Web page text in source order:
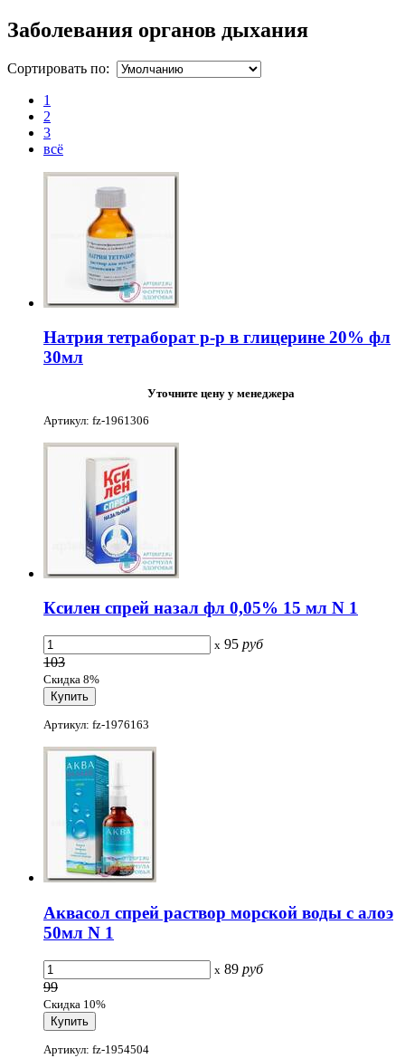
Заболевания органов дыхания
Сортировать по:
1
2
3
всё
Натрия тетраборат р-р в глицерине 20% фл
30мл
Уточните цену у менеджера
Артикул: fz-1961306
Ксилен спрей назал фл 0,05% 15 мл N 1
x 95 руб
103
Скидка 8%
Артикул: fz-1976163
Аквасол спрей раствор морской воды с алоэ
50мл N 1
x 89 руб
99
Скидка 10%
Артикул: fz-1954504